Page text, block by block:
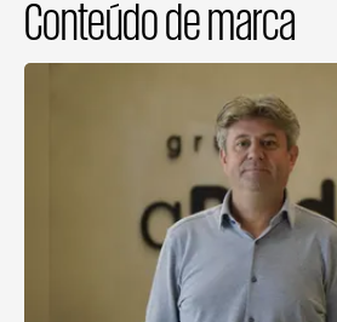
Conteúdo de marca